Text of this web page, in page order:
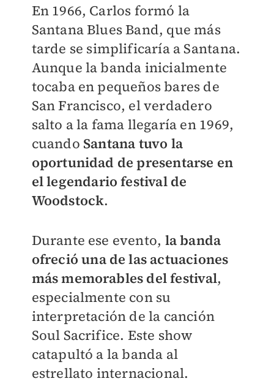
En 1966, Carlos formó la
Santana Blues Band, que más
tarde se simplificaría a Santana.
Aunque la banda inicialmente
tocaba en pequeños bares de
San Francisco, el verdadero
salto a la fama llegaría en 1969,
cuando Santana tuvo la
oportunidad de presentarse en
el legendario festival de
Woodstock.
Durante ese evento, la banda
ofreció una de las actuaciones
más memorables del festival,
especialmente con su
interpretación de la canción
Soul Sacrifice. Este show
catapultó a la banda al
estrellato internacional.